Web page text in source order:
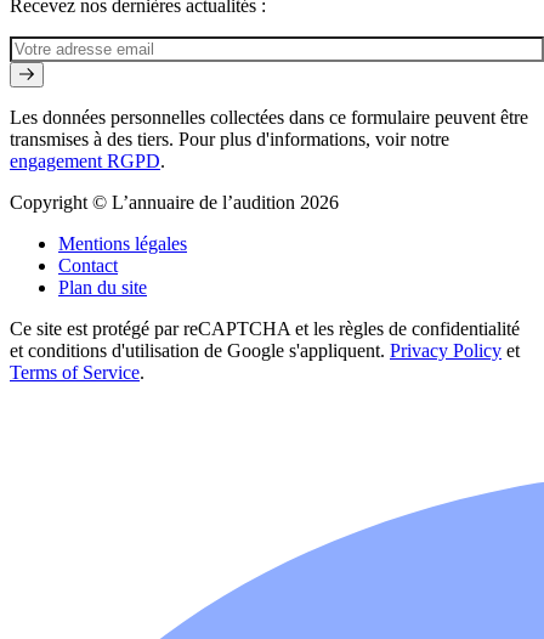
Recevez nos dernières actualités :
Les données personnelles collectées dans ce formulaire peuvent être
transmises à des tiers. Pour plus d'informations, voir notre
engagement RGPD.
Copyright © L’annuaire de l’audition 2026
Mentions légales
Contact
Plan du site
Ce site est protégé par reCAPTCHA et les règles de confidentialité
et conditions d'utilisation de Google s'appliquent. Privacy Policy et
Terms of Service.